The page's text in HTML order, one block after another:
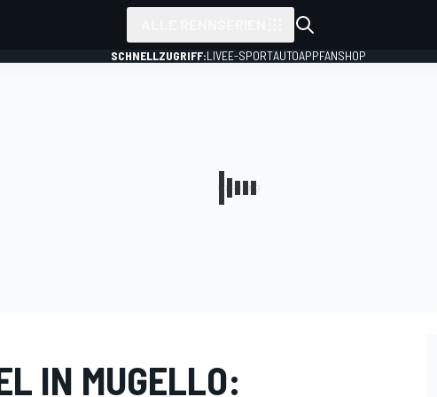
SCHNELLZUGRIFF:LIVEE-SPORTAUTOAPPFANSHOP
IN MUGELLO: